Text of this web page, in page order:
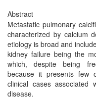
Abstract
Metastatic pulmonary
characterized by calcium
etiology is broad and
kidney failure being the
which, despite being
because it presents few
clinical cases associated
disease.